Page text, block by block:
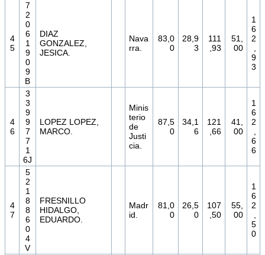
4
5
7
2
0
6
1
9
0
9
B
DIAZ
GONZALEZ,
JESICA.
Nava
rra.
83,0
0
28,9
3
111
,93
51,
00
1
6
2
9
3
4
6
3
3
9
9
7
7
1
6J
LOPEZ LOPEZ,
MARCO.
Minis
terio
de
Justi
cia.
87,5
0
34,1
6
121
,66
41,
00
1
6
2
6
6
4
7
5
2
1
8
8
6
0
4
V
FRESNILLO
HIDALGO,
EDUARDO.
Madr
id.
81,0
0
26,5
0
107
,50
55,
00
1
6
2
5
0